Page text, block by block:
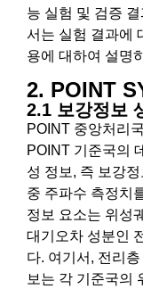
능 실험 및 검증
서는 실험 결과에
용에 대하여 설명
2. POINT
2.1 보강정보
POINT 중앙처리
POINT 기준국의
성 정보, 즉 보강
중 주파수 측정치
정보 요소는 위성
대기오차 성분인
다. 여기서, 전리
보는 각 기준국의